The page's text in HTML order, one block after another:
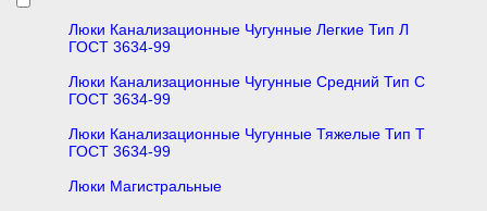
Люки Канализационные Чугунные Легкие Тип Л
ГОСТ 3634-99
Люки Канализационные Чугунные Средний Тип С
ГОСТ 3634-99
Люки Канализационные Чугунные Тяжелые Тип Т
ГОСТ 3634-99
Люки Магистральные